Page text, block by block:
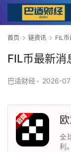
首页 链资讯 FIL
FIL币最新消
巴适财经• 2026-
全
利。